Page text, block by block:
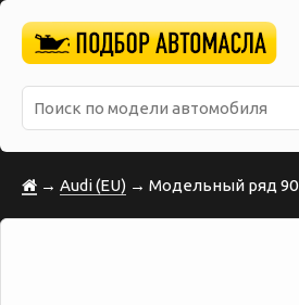
→ Audi (EU) → Модельный ряд 90